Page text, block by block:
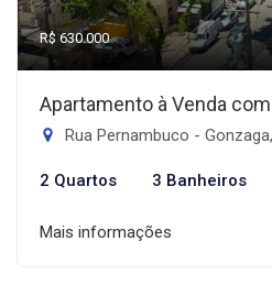
R$ 630.000
Apartamento à Venda
Rua Pernambuco -
2 Quartos 3 Banheiros
Mais informações